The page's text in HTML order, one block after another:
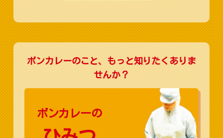
ボンカレーのこと、もっと知りたくありま
せんか？
ボンカレーの